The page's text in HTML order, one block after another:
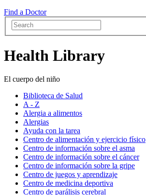
Find a Doctor
Health Library
El cuerpo del niño
Biblioteca de Salud
A - Z
Alergia a alimentos
Alergias
Ayuda con la tarea
Centro de alimentación y ejercicio físico
Centro de información sobre el asma
Centro de información sobre el cáncer
Centro de información sobre la gripe
Centro de juegos y aprendizaje
Centro de medicina deportiva
Centro de parálisis cerebral